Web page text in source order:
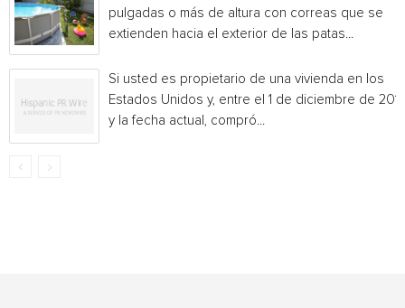
pulgadas o más de altura con correas que se
extienden hacia el exterior de las patas...
Si usted es propietario de una vivienda en los
Estados Unidos y, entre el 1 de diciembre de
y la fecha actual, compró...